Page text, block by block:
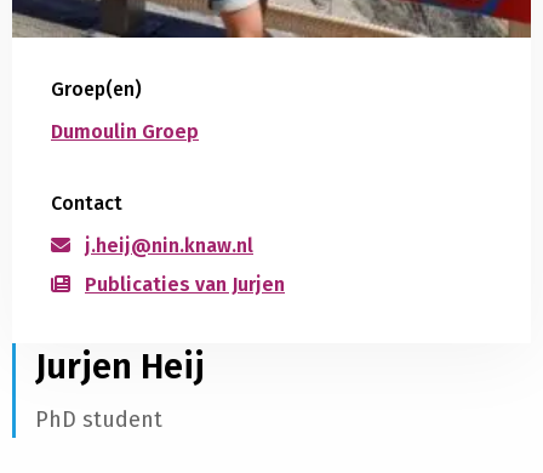
Groep(en)
Dumoulin Groep
Contact
j.heij@nin.knaw.nl
Publicaties van Jurjen
Jurjen Heij
PhD student